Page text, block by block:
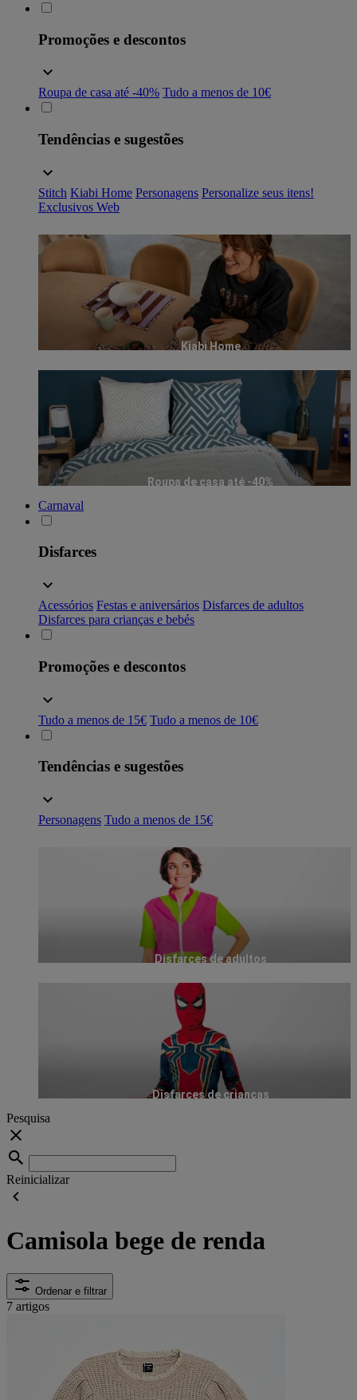
Promoções e descontos
Roupa de casa até -40% Tudo a menos de 10€
Tendências e sugestões
Stitch Kiabi Home Personagens Personalize seus itens!
Exclusivos Web
Kiabi Home
Roupa de casa até -40%
Carnaval
Disfarces
Acessórios Festas e aniversários Disfarces de adultos
Disfarces para crianças e bebés
Promoções e descontos
Tudo a menos de 15€ Tudo a menos de 10€
Tendências e sugestões
Personagens Tudo a menos de 15€
Disfarces de adultos
Disfarces de crianças
Pesquisa
Reinicializar
Camisola bege de renda
Ordenar e filtrar
7 artigos